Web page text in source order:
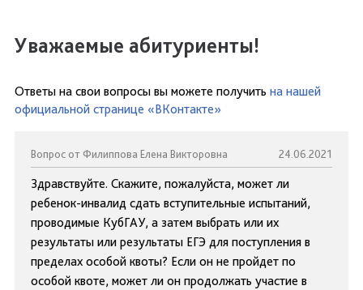
Уважаемые абитуриенты!
Ответы на свои вопросы вы можете получить на нашей
официальной странице «ВКонтакте»
Вопрос от Филиппова Елена Викторовна 24.06.2021
Здравствуйте. Скажите, пожалуйста, может ли
ребенок-инвалид сдать вступительные испытаний,
проводимые КубГАУ, а затем выбрать или их
результаты или результаты ЕГЭ для поступления в
пределах особой квоты? Если он не пройдет по
особой квоте, может ли он продолжать участие в